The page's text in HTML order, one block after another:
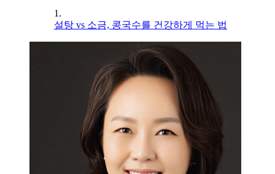
1.
설탕 vs 소금, 콩국수를 건강하게 먹는 법